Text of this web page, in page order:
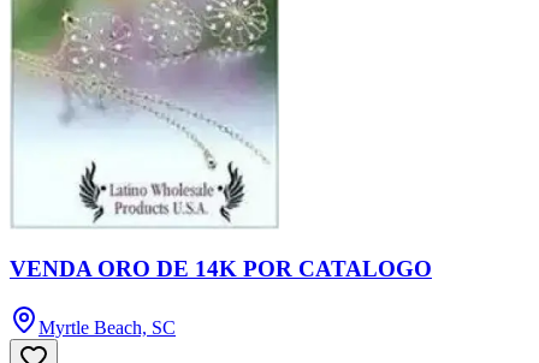
VENDA ORO DE 14K POR CATALOGO
Myrtle Beach, SC